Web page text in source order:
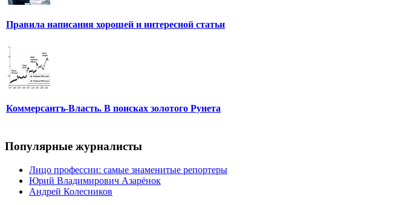
Правила написания хорошей и интересной статьи
Коммерсантъ-Власть. В поисках золотого Рунета
Популярные журналисты
Лицо профессии: самые знаменитые репортеры
Юрий Владимирович Азарёнок
Андрей Колесников